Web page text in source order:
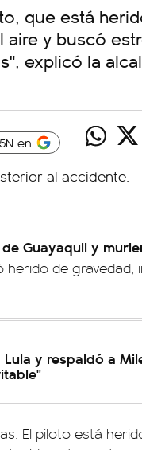
que está
aire y buscó
explicó la
en
Guayaquil y
de gravedad,
y respaldó a
El piloto está